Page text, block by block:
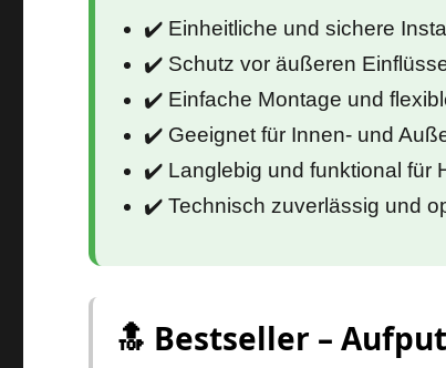
✔️ Einheitliche und sichere
✔️ Schutz vor äußeren
✔️ Einfache Montage und
✔️ Geeignet für Innen‑ und
✔️ Langlebig und funktional für
✔️ Technisch zuverlässig und
🔝 Bestseller –